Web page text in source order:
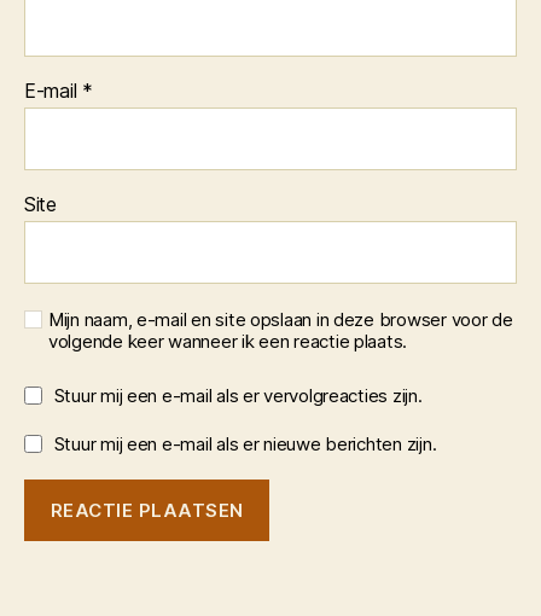
E-mail *
Site
Mijn naam, e-mail en site opslaan in deze browser voor de
volgende keer wanneer ik een reactie plaats.
Stuur mij een e-mail als er vervolgreacties zijn.
Stuur mij een e-mail als er nieuwe berichten zijn.